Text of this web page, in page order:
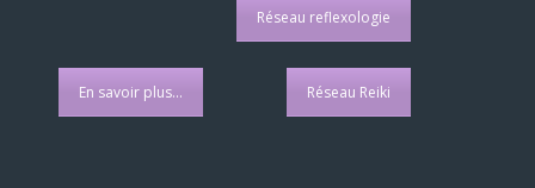
En savoir plus...
Réseau reflexologie
Réseau Reiki